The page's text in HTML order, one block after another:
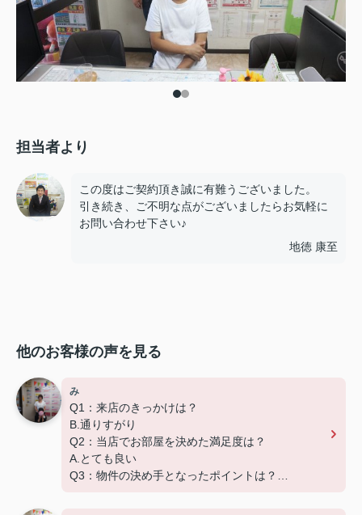
担当者より
この度はご契約頂き誠に有難うございました。
引き続き、ご不明な点がございましたらお気軽に
お問い合わせ下さい♪
地徳 康至
他のお客様の声を見る
み
Q1：来店のきっかけは？
B.通りすがり
Q2：当店でお部屋を決めた満足度は？
A.とても良い
Q3：物件の決め手となったポイントは？